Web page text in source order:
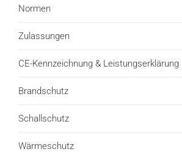
Normen
Zulassungen
CE-Kennzeichnung & Leistungserklärung
Brandschutz
Schallschutz
Wärmeschutz